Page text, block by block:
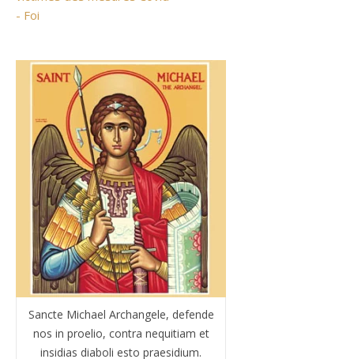
- Foi
Sancte Michael Archangele, defende
nos in proelio, contra nequitiam et
insidias diaboli esto praesidium.